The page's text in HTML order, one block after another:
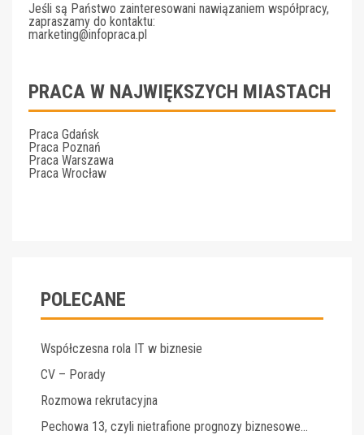
Jeśli są Państwo zainteresowani nawiązaniem współpracy,
zapraszamy do kontaktu:
marketing@infopraca.pl
PRACA W NAJWIĘKSZYCH MIASTACH
Praca Gdańsk
Praca Poznań
Praca Warszawa
Praca Wrocław
POLECANE
Współczesna rola IT w biznesie
CV – Porady
Rozmowa rekrutacyjna
Pechowa 13, czyli nietrafione prognozy biznesowe…